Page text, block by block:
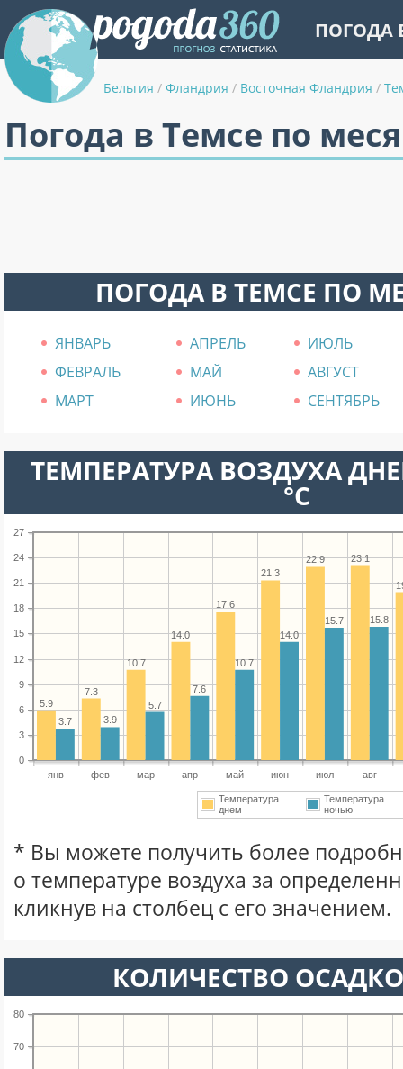
ПОГОДА
Бельгия / Фландрия / Восточная Фландрия /
Погода в Темсе по
ПОГОДА В ТЕМСЕ ПО
ЯНВАРЬ АПРЕЛЬ
ИЮЛЬ
ФЕВРАЛЬ
МАЙ
АВГУСТ
МАРТ
ИЮНЬ СЕНТЯБРЬ
ТЕМПЕРАТУРА ВОЗДУХА
°C
янв фев мар апр май июн июл авг
0
3
6
9
12
15
18
21
24
27
23.1
22.9
21.3
17.6
14.0
10.7
7.3
5.9
15.8
15.7
14.0
10.7
7.6
5.7
3.9
3.7
Температура
днем
Температура
ночью
* Вы можете получить более
о температуре воздуха за
кликнув на столбец с его значением.
КОЛИЧЕСТВО
70
80